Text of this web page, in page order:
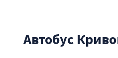
Автобус